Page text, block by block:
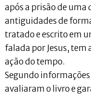
após a prisão de
antiguidades de
tratado e escrito em
falada por Jesus, tem
ação do tempo.
Segundo
avaliaram o livro e